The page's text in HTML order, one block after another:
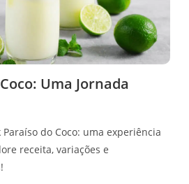
Uma Jornada
do Coco: uma experiência
receita, variações e